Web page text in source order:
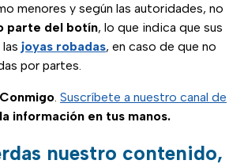
menores y según las autoridades, no
parte del botín, lo que indica que sus
joyas robadas, en caso de que no
por partes.
. Suscríbete a nuestro canal de
información en tus manos.
nuestro contenido,